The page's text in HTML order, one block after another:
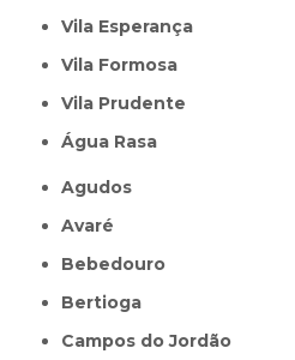
Vila Esperança
Vila Formosa
Vila Prudente
Água Rasa
Agudos
Avaré
Bebedouro
Bertioga
Campos do Jordão